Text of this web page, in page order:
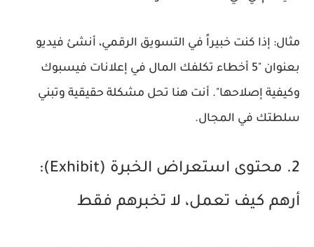
مثال: إذا كنت خبيراً في التسويق الرقمي، أنشئ فيديو
بعنوان "5 أخطاء تكلفك المال في إعلانات فيسبوك
وكيفية إصلاحها". أنت هنا تحل مشكلة حقيقية وتبني
سلطتك في المجال.
2. محتوى استعراض الخبرة (Exhibit):
أرهم كيف تعمل، لا تخبرهم فقط